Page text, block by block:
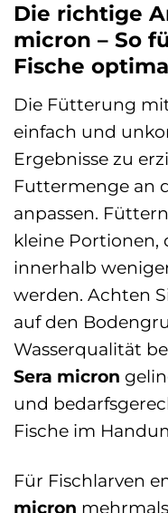
Die richtige
micron – So
Fische
Die Fütterung
einfach und
Ergebnisse zu
Futtermenge an
anpassen.
kleine Portionen,
innerhalb
werden. Achten
auf den
Wasserqualität
Sera micron
und
Fische im
Für Fischlarven
micron